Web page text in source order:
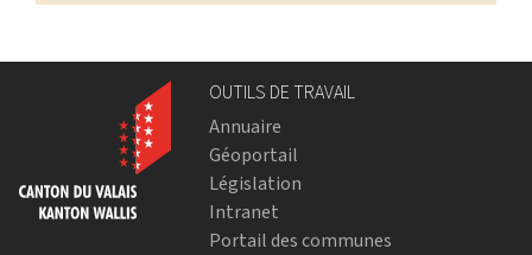
OUTILS DE TRAVAIL
Annuaire
Géoportail
Législation
Intranet
Portail des communes